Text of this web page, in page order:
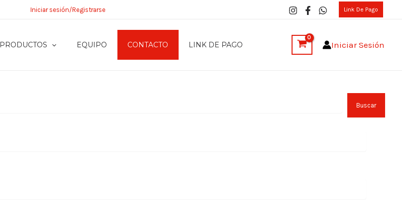
Iniciar sesión/Registrarse Link De Pago
PRODUCTOS EQUIPO CONTACTO LINK DE PAGO Iniciar Sesión
Buscar